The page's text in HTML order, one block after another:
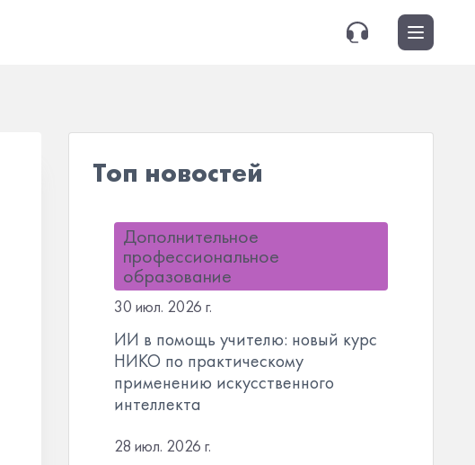
Топ новостей
Дополнительное
профессиональное
образование
30 июл. 2026 г.
ИИ в помощь учителю: новый курс
НИКО по практическому
применению искусственного
интеллекта
28 июл. 2026 г.